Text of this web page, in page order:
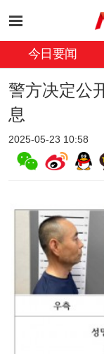
今日要闻
警方决定公
息
2025-05-23 10:58